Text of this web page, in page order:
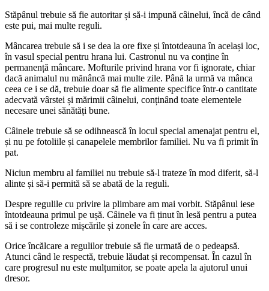
Stăpânul trebuie să fie autoritar și să-i impună câinelui, încă de când
este pui, mai multe reguli.
Mâncarea trebuie să i se dea la ore fixe și întotdeauna în același loc,
în vasul special pentru hrana lui. Castronul nu va conține în
permanență mâncare. Mofturile privind hrana vor fi ignorate, chiar
dacă animalul nu mănâncă mai multe zile. Până la urmă va mânca
ceea ce i se dă, trebuie doar să fie alimente specifice într-o cantitate
adecvată vârstei și mărimii câinelui, conținând toate elementele
necesare unei sănătăți bune.
Câinele trebuie să se odihnească în locul special amenajat pentru el,
și nu pe fotoliile și canapelele membrilor familiei. Nu va fi primit în
pat.
Niciun membru al familiei nu trebuie să-l trateze în mod diferit, să-l
alinte și să-i permită să se abată de la reguli.
Despre regulile cu privire la plimbare am mai vorbit. Stăpânul iese
întotdeauna primul pe ușă. Câinele va fi ținut în lesă pentru a putea
să i se controleze mișcările și zonele în care are acces.
Orice încălcare a regulilor trebuie să fie urmată de o pedeapsă.
Atunci când le respectă, trebuie lăudat și recompensat. În cazul în
care progresul nu este mulțumitor, se poate apela la ajutorul unui
dresor.